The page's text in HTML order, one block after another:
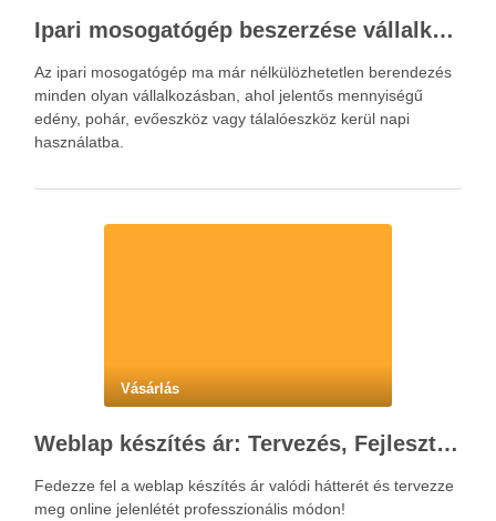
Ipari mosogatógép beszerzése vállalkozásoknak a hatékony konyhai működéshez
Az ipari mosogatógép ma már nélkülözhetetlen berendezés
minden olyan vállalkozásban, ahol jelentős mennyiségű
edény, pohár, evőeszköz vagy tálalóeszköz kerül napi
használatba.
Vásárlás
Weblap készítés ár: Tervezés, Fejlesztés, Beruházás Lépésről Lépésre
Fedezze fel a weblap készítés ár valódi hátterét és tervezze
meg online jelenlétét professzionális módon!